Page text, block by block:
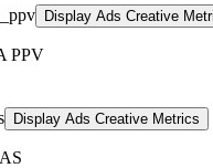
Display Ads Creative
PPV
Display Ads Creative Metrics